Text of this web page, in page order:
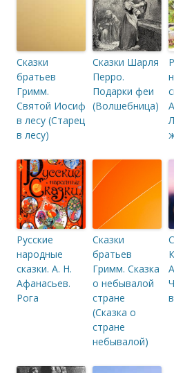
Сказки
братьев
Гримм.
Святой Иосиф
в лесу (Старец
в лесу)
Сказки Шарля
Перро.
Подарки феи
(Волшебница)
Русские
народные
сказки. А. Н.
Афанасьев.
Рога
Сказки
братьев
Гримм. Сказка
о небывалой
стране
(Сказка о
стране
небывалой)